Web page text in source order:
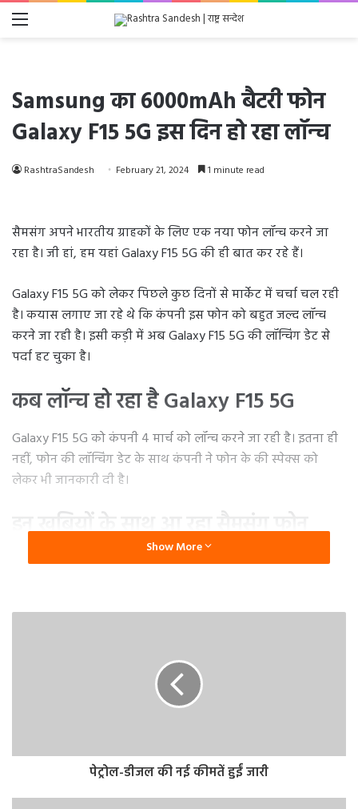
Menu
Samsung का 6000mAh बैटरी फोन
Galaxy F15 5G इस दिन हो रहा लॉन्च
RashtraSandesh February 21, 2024 1 minute read
सैमसंग अपने भारतीय ग्राहकों के लिए एक नया फोन लॉन्च करने जा
रहा है। जी हां, हम यहां Galaxy F15 5G की ही बात कर रहे हैं।
Galaxy F15 5G को लेकर पिछले कुछ दिनों से मार्केट में चर्चा चल रही
है। कयास लगाए जा रहे थे कि कंपनी इस फोन को बहुत जल्द लॉन्च
करने जा रही है। इसी कड़ी में अब Galaxy F15 5G की लॉन्चिंग डेट से
पर्दा हट चुका है।
कब लॉन्च हो रहा है Galaxy F15 5G
Galaxy F15 5G को कंपनी 4 मार्च को लॉन्च करने जा रही है। इतना ही
नहीं, फोन की लॉन्चिंग डेट के साथ कंपनी ने फोन के की स्पेक्स को
लेकर भी जानकारी दी है।
इन खूबियों के साथ आ रहा सैमसंग फोन
प्रोसेसर– सैमसंग का अपकमिंग फोन मल्टीटास्किंग को आसान
– Galaxy F15 5G को कंपनी 2 दिन तक चलने वाली
6000mAh की बड़ी बैटरी के साथ ला रही है।
एंड्रॉइड अपग्रेड और पांच साल के सिक्योरिटी अपडेट मिलेंगे।
बता दें, कंपनी ने अभी फोन के कैमरा और दूसरे फीचर्स को लेकर
Show More
पेट्रोल-डीजल की नई कीमतें हुईं जारी